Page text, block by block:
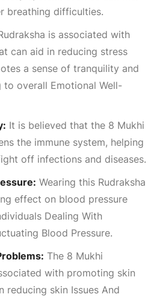
breathing difficulties.
is associated with
can aid in reducing stress
a sense of tranquility and
to overall Emotional Well-
It is believed that the 8 Mukhi
the immune system, helping
off infections and diseases.
Wearing this Rudraksha
effect on blood pressure
Dealing With
Blood Pressure.
The 8 Mukhi
with promoting skin
reducing skin Issues And